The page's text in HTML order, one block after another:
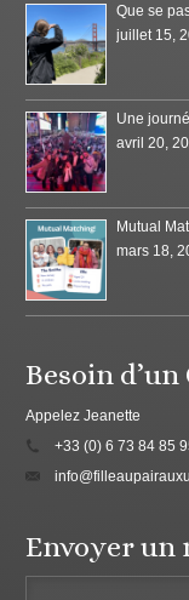
Que se
juillet 15,
Une
avril 20,
Mutual
mars 18,
Besoin d’un
Appelez Jeanette
+33 (0) 6 73 84 85
Envoyer un